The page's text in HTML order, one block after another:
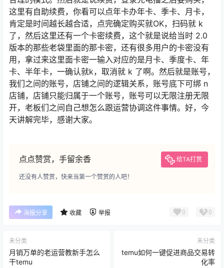
这里有自助续费，你看可以点年卡办年卡、季卡、月卡，
肯定是时间越长越合适，点完确定购买就OK，扫码就 k
了，然后这里还有一个卡密续费，这个就是说给当时 2.0
版本的那些老袋里面的那卡密，还有很多用户的卡密没有
用，拿过来这里面卡密一输入对应的是月卡、季度卡、年
卡、半年卡，一确认就k，取消就 k 了啊。然后就是账号，
我们之间的账号，店铺之间的逻辑关系，账号底下可绑 n
店铺，店铺只能归属于一个账号，账号可以无限注册无限
开，老板们之间自己想怎么跟运营协调这件事情。好，今
天讲解完毕，感谢大家。
点点赞赏，手留余香 给TA打赏
还没有人赞赏，快来当第一个赞赏的人吧！
海报分享 收藏 举报 0 0
未分类
月销万单的老运营教新手怎么
干temu
未分类
temu如何一键促进商品交易转
化率